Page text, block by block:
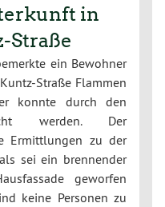
in
Straße
ein Bewohner
Straße Flammen
konnte durch den
werden. Der
Ermittlungen zu der
sei ein brennender
geworfen
keine Personen zu